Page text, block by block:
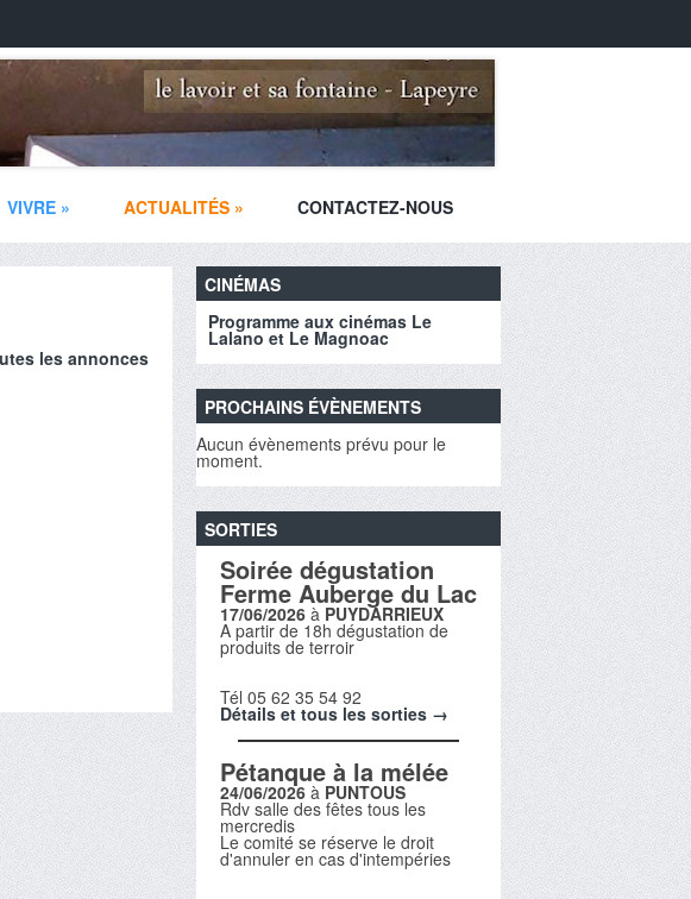
VIVRE » ACTUALITÉS » CONTACTEZ-NOUS
les annonces
CINÉMAS
Programme aux cinémas Le
Lalano et Le Magnoac
PROCHAINS ÉVÈNEMENTS
Aucun évènements prévu pour le
moment.
SORTIES
Soirée dégustation
Ferme Auberge du Lac
17/06/2026 à PUYDARRIEUX
A partir de 18h dégustation de
produits de terroir
Tél 05 62 35 54 92
Détails et tous les sorties →
Pétanque à la mélée
24/06/2026 à PUNTOUS
Rdv salle des fêtes tous les
mercredis
Le comité se réserve le droit
d'annuler en cas d'intempéries